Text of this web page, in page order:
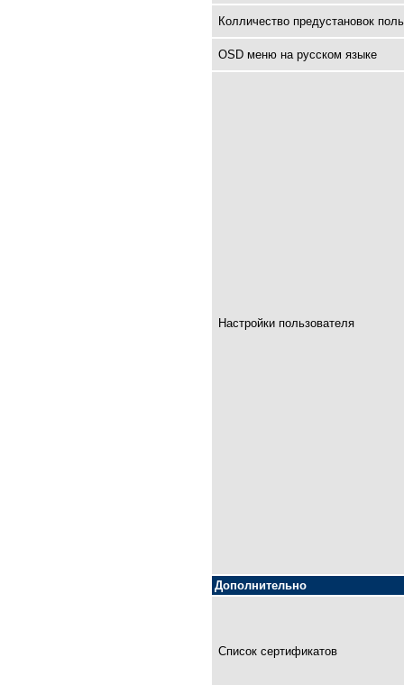
Колличество предустановок
OSD меню на русском языке
Настройки пользователя
Дополнительно
Список сертификатов